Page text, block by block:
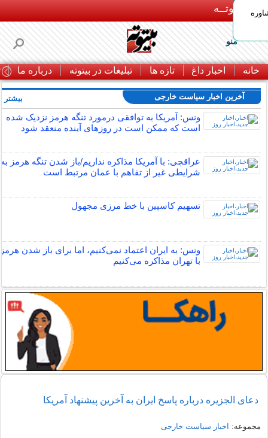
بـیتوتــه
منو
خانه اخبار داغ تازه ها تبلیغات در بیتوته درباره ما
آخرین اخبار سیاست خارجی
ونس: آمریکا به توافقی درمورد تنگه هرمز نزدیک شده
است که ممکن است در روزهای آینده منعقد شود
عراقچی: با آمریکا مذاکره نداریم/باز شدن تنگه هرمز به
شرایطی غیر از تفاهم با عمان مرتبط است
تسهیم کاسپین با خط مرزی مجهول
ونس: به ایران اعتماد نمی‌کنیم، اما برای باز شدن هرمز
با تهران مذاکره می‌کنیم
بیشتر
دعای الجزیره درباره پاسخ ایران به آخرین پیشنهاد آمریکا
مجموعه: اخبار سیاست خارجی